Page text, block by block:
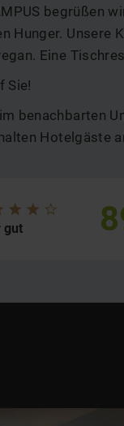
begrüßen
Hunger. Unsere
Eine
Sie!
benachbarten
Hotelgäste
gut